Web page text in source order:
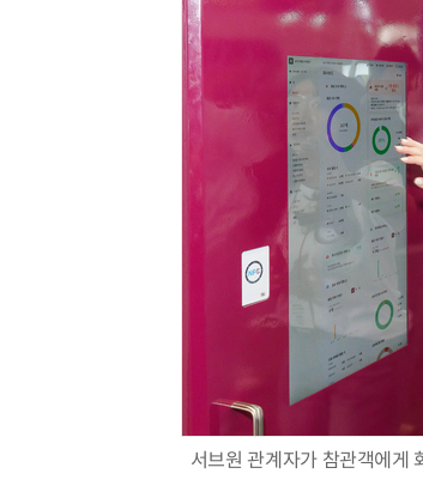
서브원 관계자가 참관객에게